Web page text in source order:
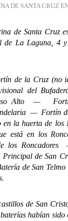
DE SANTA CRUZ
de Santa Cruz
de La Laguna, 4
Cruz (no
del
Alto —
— Fortín
en la huerta de
está en los
los
de San
de San
de San
habían sido